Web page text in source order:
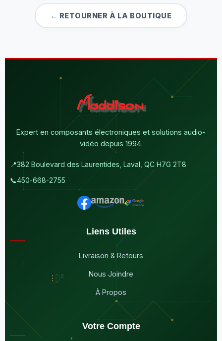
← RETOURNER À LA BOUTIQUE
Expert en composants électroniques et solutions audio-
vidéo depuis 1994.
📍382 Boulevard des Laurentides, Laval, QC H7G 2T8
📞450-668-2755
Liens Utiles
Livraison & Retours
Nous Joindre
À Propos
Votre Compte